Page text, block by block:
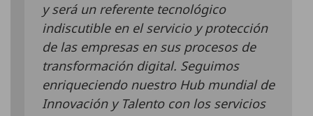
y será un referente tecnológico
indiscutible en el servicio y protección
de las empresas en sus procesos de
transformación digital. Seguimos
enriqueciendo nuestro Hub mundial de
Innovación y Talento con los servicios